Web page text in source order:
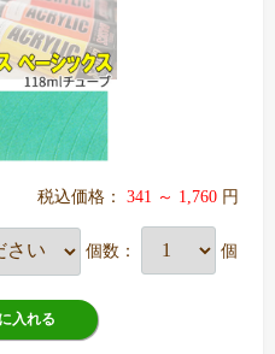
税込価格： 341 ～ 1,760 円
個数： 個
入れる